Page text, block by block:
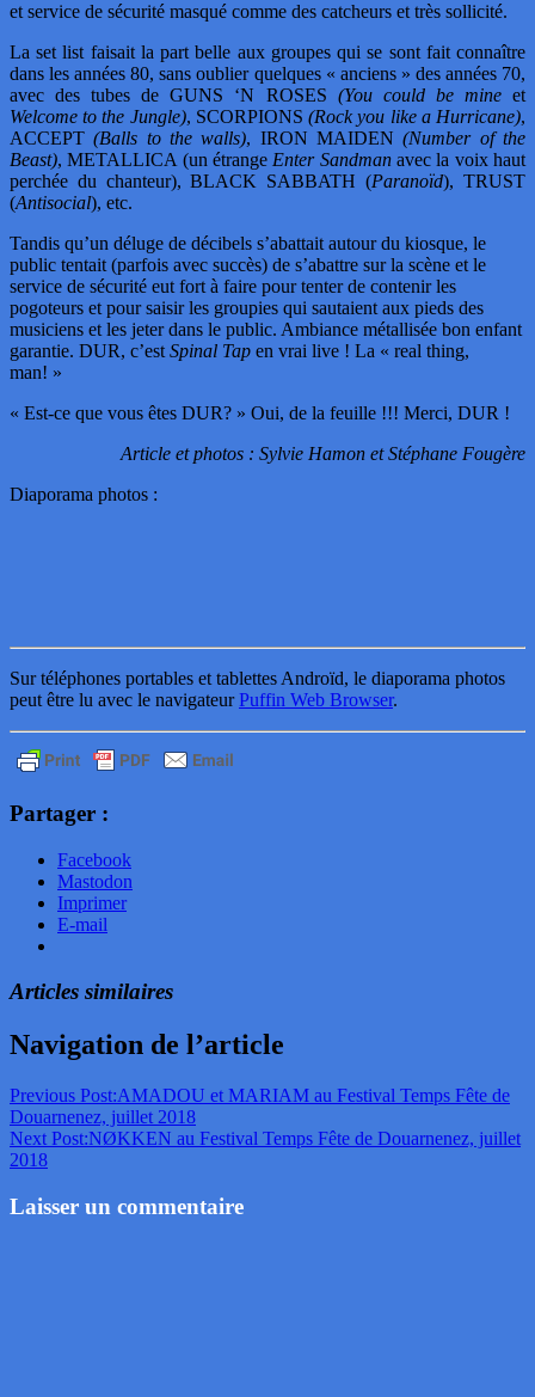
et service de sécurité masqué comme des catcheurs et très sollicité.
La set list faisait la part belle aux groupes qui se sont fait connaître
dans les années 80, sans oublier quelques « anciens » des années 70,
avec des tubes de GUNS ‘N ROSES (You could be mineet
Welcome to the Jungle), SCORPIONS(Rock you like a Hurricane),
ACCEPT(Balls to the walls), IRON MAIDEN(Number of the
Beast), METALLICA (un étrange Enter Sandmanavec la voix haut
perchée du chanteur), BLACK SABBATH (Paranoïd), TRUST
(Antisocial), etc.
Tandis qu’un déluge de décibels s’abattait autour du kiosque, le
public tentait (parfois avec succès) de s’abattre sur la scène et le
service de sécurité eut fort à faire pour tenter de contenir les
pogoteurs et pour saisir les groupies qui sautaient aux pieds des
musiciens et les jeter dans le public. Ambiance métallisée bon enfant
garantie. DUR, c’est Spinal Tap en vrai live ! La « real thing,
man! »
« Est-ce que vous êtes DUR? » Oui, de la feuille !!! Merci, DUR !
Article et photos : Sylvie Hamon et Stéphane Fougère
Diaporama photos :
Sur téléphones portables et tablettes Androïd, le diaporama photos
peut être lu avec le navigateurPuffin Web Browser.
Partager :
Facebook
Mastodon
Imprimer
E-mail
Articles similaires
Navigation de l’article
Previous Post:AMADOU et MARIAM au Festival Temps Fête de
Douarnenez, juillet 2018
Next Post:NØKKEN au Festival Temps Fête de Douarnenez, juillet
2018
Laisser un commentaire